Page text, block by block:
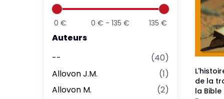
0 € 0 € -135 € 135 €
Auteurs
--
(40)
Allovon J.M.
(1)
Allovon M.
(2)
de la
la Bible